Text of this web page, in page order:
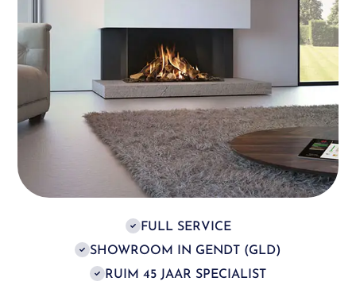
FULL SERVICE
SHOWROOM IN GENDT (GLD)
RUIM 45 JAAR SPECIALIST